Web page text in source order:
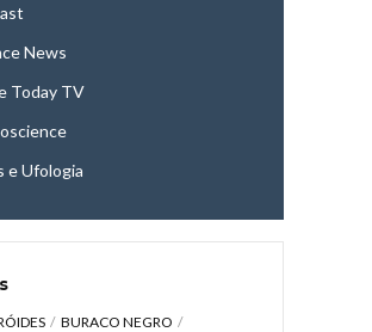
News
Today TV
e Ufologia
BURACO NEGRO